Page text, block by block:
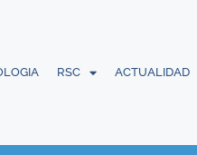
RSC ACTUALIDAD